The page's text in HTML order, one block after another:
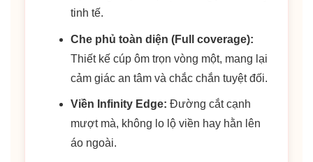
tinh tế.
Che phủ toàn diện (Full coverage):
Thiết kế cúp ôm trọn vòng một, mang lại
cảm giác an tâm và chắc chắn tuyệt đối.
Viền Infinity Edge: Đường cắt cạnh
mượt mà, không lo lộ viền hay hằn lên
áo ngoài.